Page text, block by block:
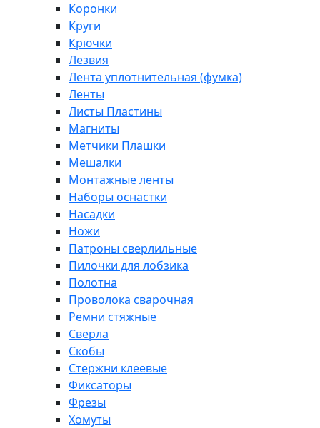
Коронки
Круги
Крючки
Лезвия
Лента уплотнительная (фумка)
Ленты
Листы Пластины
Магниты
Метчики Плашки
Мешалки
Монтажные ленты
Наборы оснастки
Насадки
Ножи
Патроны сверлильные
Пилочки для лобзика
Полотна
Проволока сварочная
Ремни стяжные
Сверла
Скобы
Стержни клеевые
Фиксаторы
Фрезы
Хомуты